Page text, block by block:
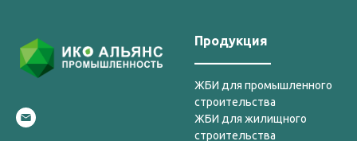
Продукция
ЖБИ для промышленного
строительства
ЖБИ для жилищного
строительства